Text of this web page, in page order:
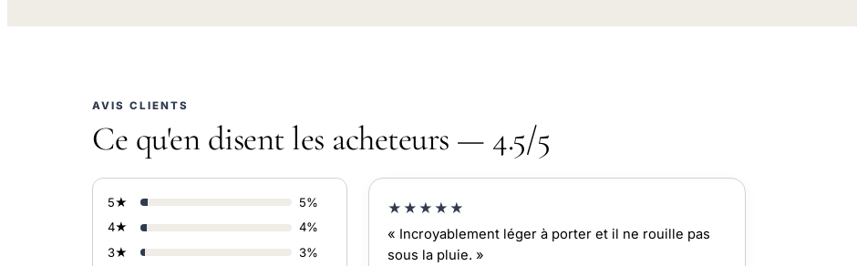
AVIS CLIENTS
Ce qu'en disent les acheteurs — 4.5/5
5★
5%
4★
4%
3★
3%
★★★★★
« Incroyablement léger à porter et il ne rouille pas
sous la pluie. »